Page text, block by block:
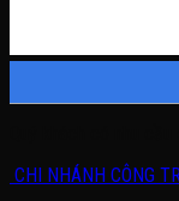
CHI NHÁNH CÔNG